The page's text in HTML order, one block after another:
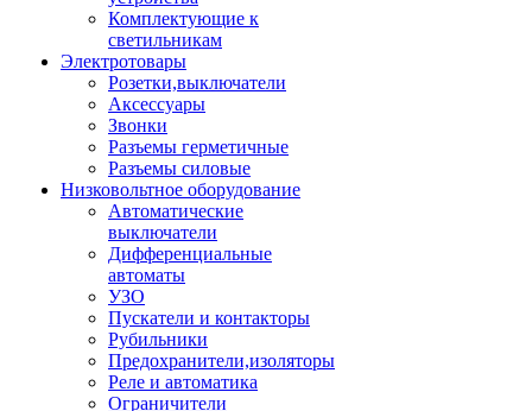
Комплектующие к
светильникам
Электротовары
Розетки,выключатели
Аксессуары
Звонки
Разъемы герметичные
Разъемы силовые
Низковольтное оборудование
Автоматические
выключатели
Дифференциальные
автоматы
УЗО
Пускатели и контакторы
Рубильники
Предохранители,изоляторы
Реле и автоматика
Ограничители